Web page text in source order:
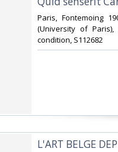
‎Paris, Fontemoing
(University of
condition, S112682‎
‎L'ART BELGE